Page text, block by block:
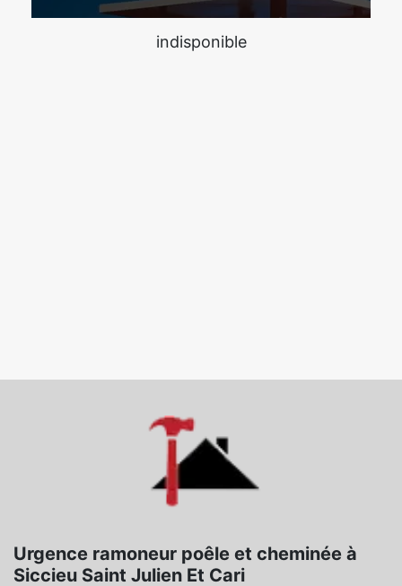
indisponible
Urgence ramoneur poêle et cheminée à
Siccieu Saint Julien Et Cari